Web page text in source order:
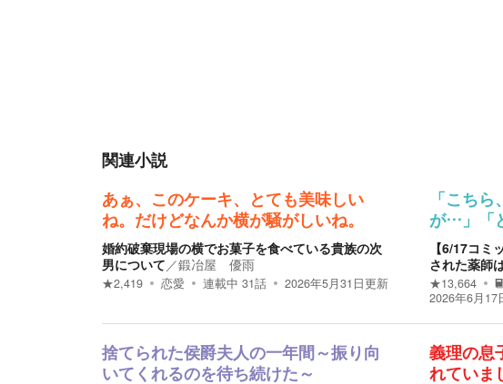
関連小説
あぁ、このケーキ、とても美味しい
ね。だけどなんか横が騒がしいね。
婚約破棄現場の横でお菓子を食べている貴族の次
男について／鍛冶屋 優雨
★2,419 恋愛 連載中 31話 2026年5月31日更新
「こち
が…」「
【6/17コ
された薬師
★13,664
2026年6月17
捨てられた侯爵夫人の一年間～振り向
いてくれるのを待ち続けた～
義理の息
れていま